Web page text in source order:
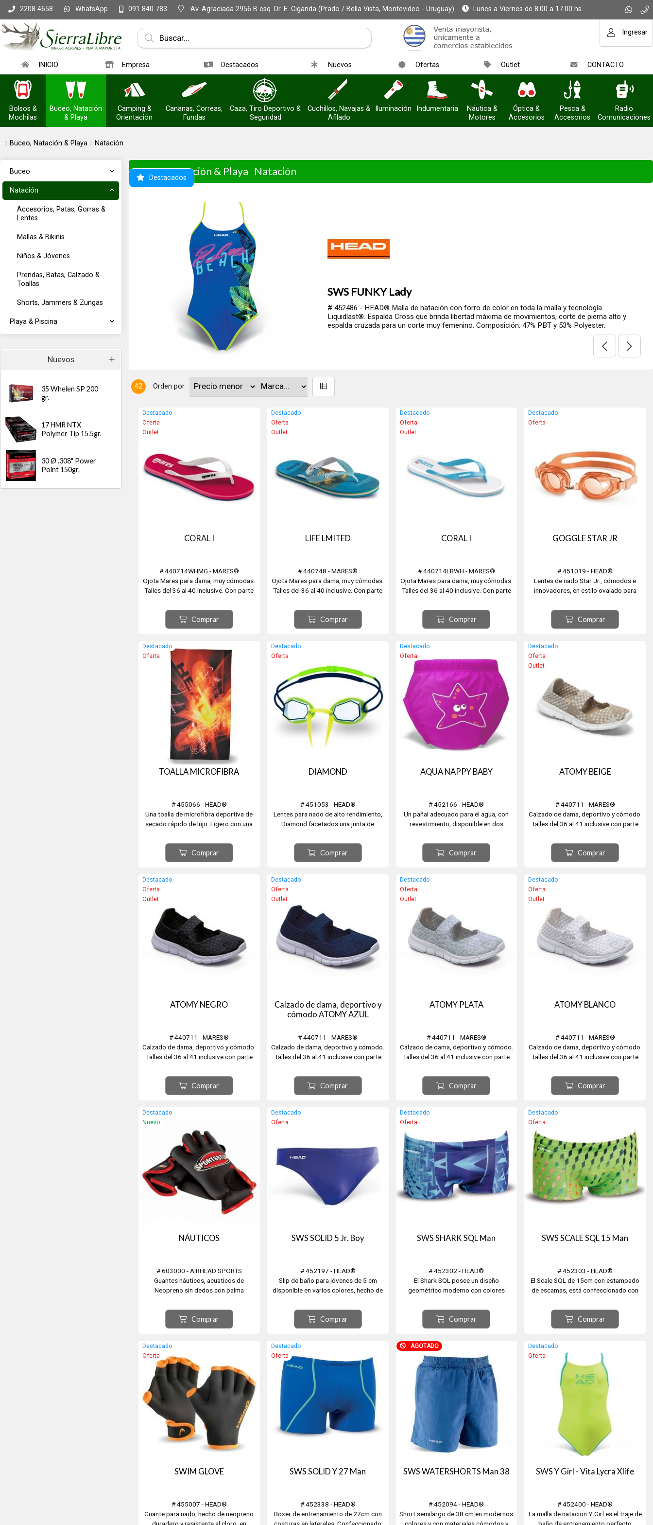
2208 4658 WhatsApp 091 840 783 Av. Agraciada 2956 B esq. Dr. E. Ciganda (Prado / Bella Vista, Montevideo - Uruguay) Lunes a Viernes de 8.00 a 17.00 hs.
Ingresar
INICIO Empresa Destacados Nuevos Ofertas Outlet CONTACTO
Bolsos &
Mochilas
Buceo, Natación
& Playa
Camping &
Orientación
Cananas, Correas,
Fundas
Caza, Tiro Deportivo &
Seguridad
Cuchillos, Navajas &
Afilado
Iluminación Indumentaria
Náutica &
Motores
Óptica &
Accesorios
Pesca &
Accesorios
Radio
Comunicaciones
Buceo, Natación & Playa Natación
Buceo
Natación
Accesorios, Patas, Gorras &
Lentes
Mallas & Bikinis
Niños & Jóvenes
Prendas, Batas, Calzado &
Toallas
Shorts, Jammers & Zungas
Playa & Piscina
Nuevos
35 Whelen SP 200
gr.
17 HMR NTX
Polymer Tip 15.5gr.
30 Ø .308" Power
Point 150gr.
Buceo, Natación & Playa Natación
Destacados
que
e impide
SWS FUNKY Lady
# 452486 - HEAD® Malla de natación con forro de color en toda la malla y tecnología
Liquidlast®. Espalda Cross que brinda libertad máxima de movimientos, corte de pierna alto y
espalda cruzada para un corte muy femenino. Composición: 47% PBT y 53% Polyester.
42 Orden por
Destacado
Oferta
Outlet
CORAL I
# 440714WHMG - MARES®
Ojota Mares para dama, muy cómodas.
Talles del 36 al 40 inclusive. Con parte
plantilla anatómica de EVA y suela de
goma EVA.
Comprar
Destacado
Oferta
Outlet
LIFE LMITED
# 440748 - MARES®
Ojota Mares para dama, muy cómodas.
Talles del 36 al 40 inclusive. Con parte
homenaje a los lugares más bellos de
Italia, Terre, Portofino, Capri y Matera,
con modelos Limited por su
Comprar
Destacado
Oferta
Outlet
CORAL I
# 440714LBWH - MARES®
Ojota Mares para dama, muy cómodas.
Talles del 36 al 40 inclusive. Con parte
plantilla anatómica de EVA y suela de
goma EVA.
Comprar
Destacado
Oferta
GOGGLE STAR JR
# 451019 - HEAD®
Lentes de nado Star Jr., cómodos e
innovadores, en estilo ovalado para
puente nasal adaptable a cualquier
forma y una correa partida ajustable
que permite un mejor ajuste y
Comprar
Destacado
Oferta
TOALLA MICROFIBRA
# 455066 - HEAD®
Una toalla de microfibra deportiva de
secado rápido de lujo. Ligero con una
que evita la necesidad de toallas de
algodón pesadas y húmedas, ideal para
usar junto a la piscina. 100% poliéster,
Comprar
Destacado
Oferta
DIAMOND
# 451053 - HEAD®
Lentes para nado de alto rendimiento,
Diamond facetados una junta de
cómoda. Varios colores.
Comprar
Destacado
Oferta
AQUA NAPPY BABY
# 452166 - HEAD®
Un pañal adecuado para el agua, con
revestimiento, disponible en dos
un pez globo, y la rosa, con una estrella
de mar. Estos pañales también
incorporan protección solar. ¡Perfecto
nailon y lycra Xtra Life®.
Comprar
Destacado
Oferta
Outlet
ATOMY BEIGE
# 440711 - MARES®
Calzado de dama, deportivo y cómodo.
Talles del 36 al 41 inclusive con parte
Suela de EVA, plantilla de espuma con
memoria, muy cómoda y fresca. Playa,
descanso, deportes.
Comprar
Destacado
Oferta
Outlet
ATOMY NEGRO
# 440711 - MARES®
Calzado de dama, deportivo y cómodo.
Talles del 36 al 41 inclusive con parte
Suela de EVA, plantilla de espuma con
memoria, muy cómoda y fresca. Playa,
descanso, deportes.
Comprar
Destacado
Oferta
Outlet
Calzado de dama, deportivo y
cómodo ATOMY AZUL
# 440711 - MARES®
Calzado de dama, deportivo y cómodo.
Talles del 36 al 41 inclusive con parte
Suela de EVA, plantilla de espuma con
memoria, muy cómoda y fresca. Playa,
descanso, deportes.
Comprar
Destacado
Oferta
Outlet
ATOMY PLATA
# 440711 - MARES®
Calzado de dama, deportivo y cómodo.
Talles del 36 al 41 inclusive con parte
Suela de EVA, plantilla de espuma con
memoria, muy cómoda y fresca. Playa,
descanso, deportes.
Comprar
Destacado
Oferta
Outlet
ATOMY BLANCO
# 440711 - MARES®
Calzado de dama, deportivo y cómodo.
Talles del 36 al 41 inclusive con parte
Suela de EVA, plantilla de espuma con
memoria, muy cómoda y fresca. Playa,
descanso, deportes.
Comprar
Destacado
Nuevo
NÁUTICOS
# 603000 - AIRHEAD SPORTS
Guantes náuticos, acuaticos de
Neopreno sin dedos con palma
permite un agarre seguro. Universales
Son fuertes ligeron y flexibles
Fabricado en los EEUU
Comprar
Destacado
Oferta
SWS SOLID 5 Jr. Boy
# 452197 - HEAD®
Slip de baño para jóvenes de 5 cm
disponible en varios colores, hecho de
al cloro, que ofrece protección contra
los rayos UV y se seca con rapidez. El
bañador tiene un tacto suave y
excepcionalmente dura...
Comprar
Destacado
Oferta
SWS SHARK SQL Man
# 452302 - HEAD®
El Shark SQL posee un diseño
geométrico moderno con colores
Gracias a la tecnología Liquid Last,
ofrece protección frente al cloro y los
rayos UV, resspiración excelente y
vez que resistente.
Comprar
Destacado
Oferta
SWS SCALE SQL 15 Man
# 452303 - HEAD®
El Scale SQL de 15cm con estampado
de escamas, está confeccionado con
protección frente al cloro y los rayos
UV, transpiración excelente y secado
rápido. Además es suave al tacto y
Composición: 47% PBT y 53% ...
Comprar
Destacado
Oferta
SWIM GLOVE
# 455007 - HEAD®
Guante para nado, hecho de neopreno
duradero y resistente al cloro, en
Destacado
Oferta
SWS SOLID Y 27 Man
# 452338 - HEAD®
Boxer de entrenamiento de 27cm con
costuras en laterales. Confeccionado
AGOTADO
SWS WATERSHORTS Man 38
# 452094 - HEAD®
Short semilargo de 38 cm en modernos
colores y con materiales cómodos y
Destacado
Oferta
SWS Y Girl - Vita Lycra Xlife
# 452400 - HEAD®
La malla de natacion Y Girl es el traje de
baño de entrenamiento perfecto